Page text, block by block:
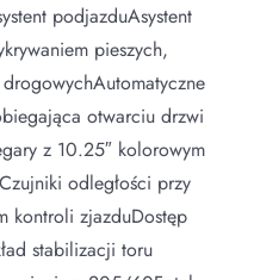
podjazduAsystent
pieszych,
otwarciu drzwi
z 10.25″ kolorowym
odległości przy
kontroli zjazduDostęp
stabilizacji toru